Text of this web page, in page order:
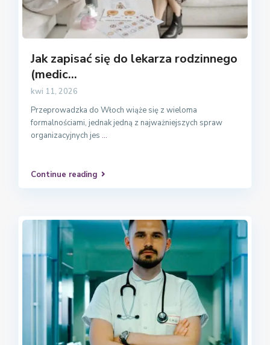
Jak zapisać się do lekarza rodzinnego
(medic...
kwi 11, 2026
Przeprowadzka do Włoch wiąże się z wieloma
formalnościami, jednak jedną z najważniejszych spraw
organizacyjnych jes ...
Continue reading